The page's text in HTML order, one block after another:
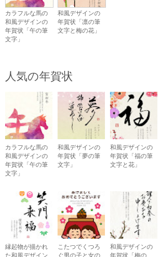
カラフルな馬の
和風デザインの
年賀状「午の筆
文字」
和風デザインの
年賀状「凛の筆
文字と梅の花」
人気の年賀状
カラフルな馬の
和風デザインの
年賀状「午の筆
文字」
和風デザインの
年賀状「夢の筆
文字」
和風デザインの
年賀状「福の筆
文字と花」
縁起物が描かれ
た和風デザイン
こたつでくつろ
ぐ男の子と女の
和風デザインの
年賀状「梅の